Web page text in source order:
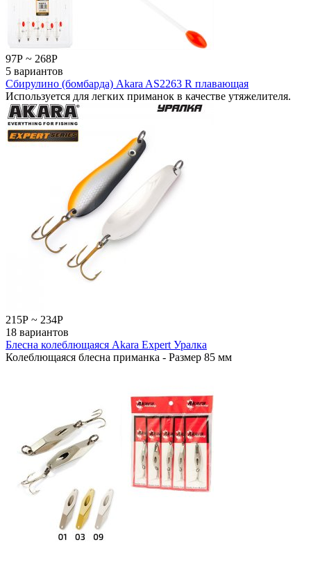
97Р ~ 268Р
5 вариантов
Сбирулино (бомбарда) Akara AS2263 R плавающая
Используется для легких приманок в качестве утяжелителя.
215Р ~ 234Р
18 вариантов
Блесна колеблющаяся Akara Expert Уралка
Колеблющаяся блесна приманка - Размер 85 мм